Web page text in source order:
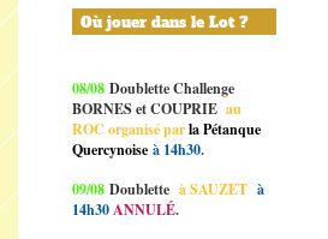
Où jouer dans le Lot ?
08/08 Doublette Challenge
BORNES et COUPRIE au
ROC organisé parla Pétanque
Quercynoise à 14h30.
09/08 Doublette à SAUZET à
14h30ANNULÉ.